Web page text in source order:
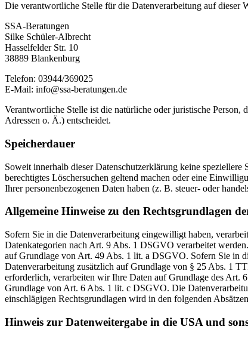
Die verantwortliche Stelle für die Datenverarbeitung auf dieser
SSA-Beratungen
Silke Schüler-Albrecht
Hasselfelder Str. 10
38889 Blankenburg
Telefon: 03944/369025
E-Mail: info@ssa-beratungen.de
Verantwortliche Stelle ist die natürliche oder juristische
Adressen o. Ä.) entscheidet.
Speicherdauer
Soweit innerhalb dieser Datenschutzerklärung keine
berechtigtes Löschersuchen geltend machen oder eine
Ihrer personenbezogenen Daten haben (z. B. steuer- oder
Allgemeine Hinweise zu den Rechtsgrundlagen
Sofern Sie in die Datenverarbeitung eingewilligt haben,
Datenkategorien nach Art. 9 Abs. 1 DSGVO verarbeitet
auf Grundlage von Art. 49 Abs. 1 lit. a DSGVO. Sofern Sie in
Datenverarbeitung zusätzlich auf Grundlage von § 25 Abs. 1
erforderlich, verarbeiten wir Ihre Daten auf Grundlage des
Grundlage von Art. 6 Abs. 1 lit. c DSGVO. Die
einschlägigen Rechtsgrundlagen wird in den folgenden
Hinweis zur Datenweitergabe in die USA und